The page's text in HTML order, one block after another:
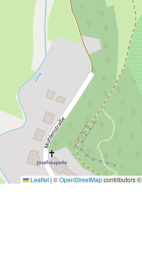
Leaflet | ©OpenStreetMapcontributors ©